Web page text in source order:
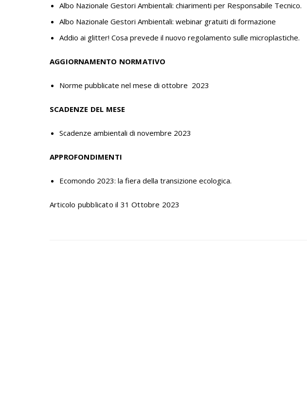
Albo Nazionale Gestori Ambientali: chiarimenti per Responsabile Tecnico.
Albo Nazionale Gestori Ambientali: webinar gratuiti di formazione
Addio ai glitter! Cosa prevede il nuovo regolamento sulle microplastiche.
AGGIORNAMENTO NORMATIVO
Norme pubblicate nel mese di ottobre 2023
SCADENZE DEL MESE
Scadenze ambientali di novembre 2023
APPROFONDIMENTI
Ecomondo 2023: la fiera della transizione ecologica.
Articolo pubblicato il 31 Ottobre 2023